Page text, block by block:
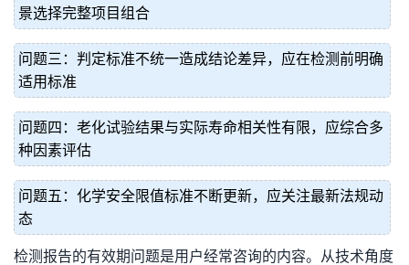
景选择完整项目组合
问题三：判定标准不统一造成结论差异，应在检测前明确
适用标准
问题四：老化试验结果与实际寿命相关性有限，应综合多
种因素评估
问题五：化学安全限值标准不断更新，应关注最新法规动
态
检测报告的有效期问题是用户经常咨询的内容。从技术角度